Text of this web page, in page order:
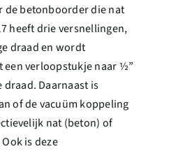
de betonboorder die nat
heeft drie versnellingen,
draad en wordt
een verloopstukje naar ½”
Daarnaast is
of de vacuüm koppeling
nat (beton) of
is deze